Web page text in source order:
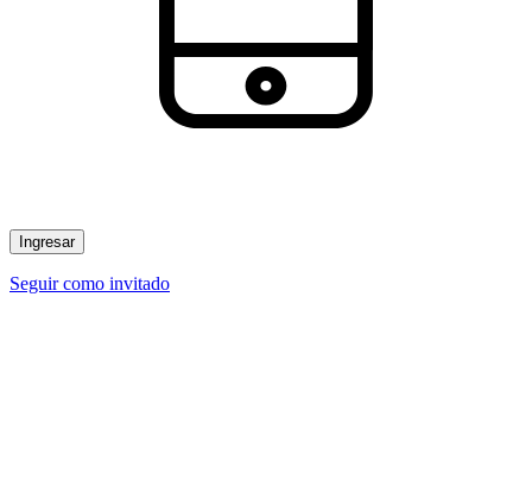
Ingresar
Seguir como invitado